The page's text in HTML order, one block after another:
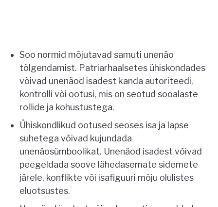
Soo normid mõjutavad samuti unenäo
tõlgendamist. Patriarhaalsetes ühiskondades
võivad unenäod isadest kanda autoriteedi,
kontrolli või ootusi, mis on seotud sooalaste
rollide ja kohustustega.
Ühiskondlikud ootused seoses isa ja lapse
suhetega võivad kujundada
unenäosümboolikat. Unenäod isadest võivad
peegeldada soove lähedasemate sidemete
järele, konflikte või isafiguuri mõju olulistes
eluotsustes.